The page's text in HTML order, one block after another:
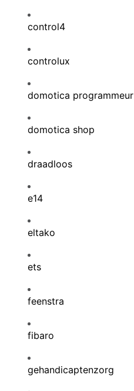
control4
controlux
domotica programmeur
domotica shop
draadloos
e14
eltako
ets
feenstra
fibaro
gehandicaptenzorg